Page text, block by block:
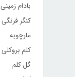
بادام زمینی
کنگر فرنگی
مارچوبه
کلم بروکلی
گل کلم